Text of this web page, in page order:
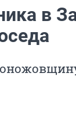
в